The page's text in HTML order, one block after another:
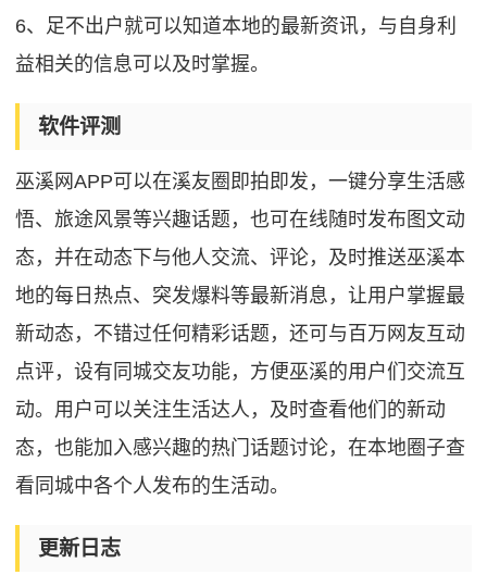
6、足不出户就可以知道本地的最新资讯，与自身利
益相关的信息可以及时掌握。
软件评测
巫溪网APP可以在溪友圈即拍即发，一键分享生活感
悟、旅途风景等兴趣话题，也可在线随时发布图文动
态，并在动态下与他人交流、评论，及时推送巫溪本
地的每日热点、突发爆料等最新消息，让用户掌握最
新动态，不错过任何精彩话题，还可与百万网友互动
点评，设有同城交友功能，方便巫溪的用户们交流互
动。用户可以关注生活达人，及时查看他们的新动
态，也能加入感兴趣的热门话题讨论，在本地圈子查
看同城中各个人发布的生活动。
更新日志